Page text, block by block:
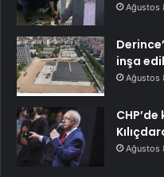
Ağustos
inşa
Ağustos
Ağustos